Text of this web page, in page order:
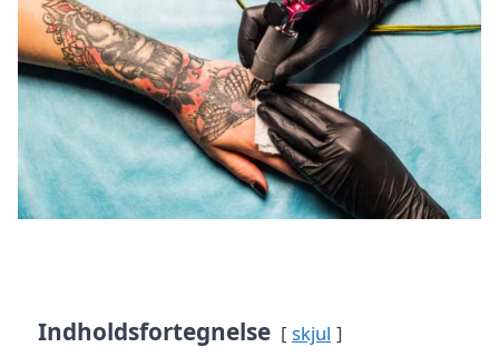
Indholdsfortegnelse skjul